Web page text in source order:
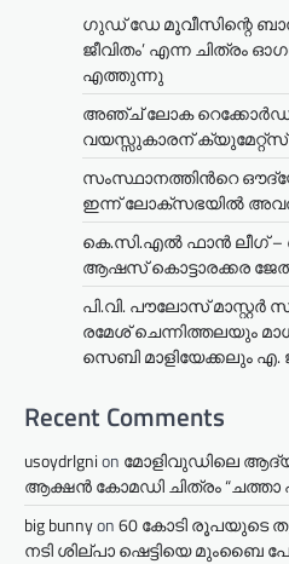
ഗുഡ് ഡേ മൂവീസിന്റെ
ജീവിതം’ എന്ന ചിത്രം
എത്തുന്നു
അഞ്ച് ലോക
വയസ്സുകാരന് ക്യുമേറ്റ്സ്
സംസ്ഥാനത്തിന്‍റെ
ഇന്ന് ലോക്സഭയില്‍
കെ.സി.എൽ ഫാൻ ലീഗ്
ആഷസ് കൊട്ടാരക്കര
പി.വി. പൗലോസ്
രമേശ് ചെന്നിത്തലയും
സെബി മാളിയേക്കലും എ.
Recent Comments
usoydrlgnion മോളിവുഡിലെ ആദ്യ
ആക്ഷൻ കോമഡി ചിത്രം “ചത്താ
big bunnyon60 കോടി രൂപയുടെ
നടി ശില്പാ ഷെട്ടിയെ